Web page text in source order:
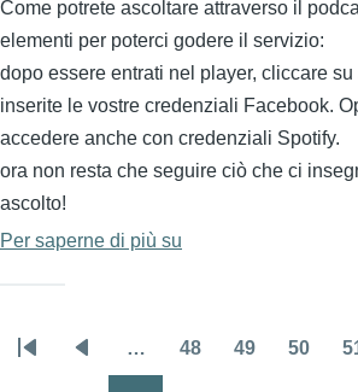
Come potrete ascoltare attraverso il
elementi per poterci godere il servizio:
dopo essere entrati nel player, cliccare
inserite le vostre credenziali Facebook.
accedere anche con credenziali Spotify.
ora non resta che seguire ciò che ci
ascolto!
Per saperne di più su
gestire
Paginazione
… 48 49 50